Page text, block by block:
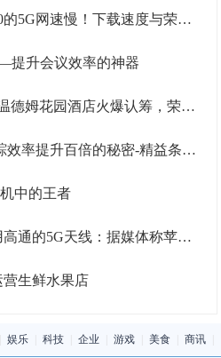
慢！下载速度与荣耀V30相差4.2倍？
提升会议效率的神器
花园酒店火爆认筹，荣耀开盘！
提升百倍的秘密-精益条码识别
中的王者
5G天线：据媒体称苹果将自行设计
生鲜水果店
娱乐 科技 企业 游戏 美食 商讯